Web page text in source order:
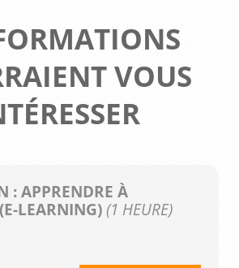
VOUS
: APPRENDRE À
LEARNING)(1 HEURE)